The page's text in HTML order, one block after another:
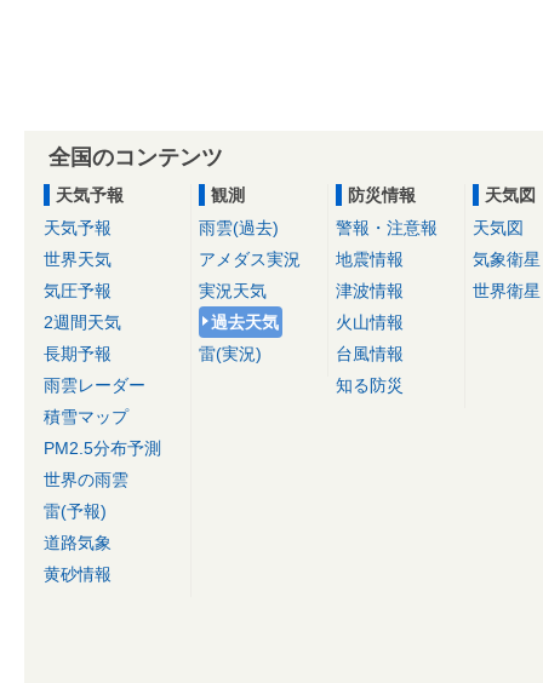
全国のコンテンツ
天気予報
天気予報
世界天気
気圧予報
2週間天気
長期予報
雨雲レーダー
積雪マップ
PM2.5分布予測
世界の雨雲
雷(予報)
道路気象
黄砂情報
観測
雨雲(過去)
アメダス実況
実況天気
過去天気
雷(実況)
防災情報
警報・注意報
地震情報
津波情報
火山情報
台風情報
知る防災
天気図
天気図
気象衛星
世界衛星